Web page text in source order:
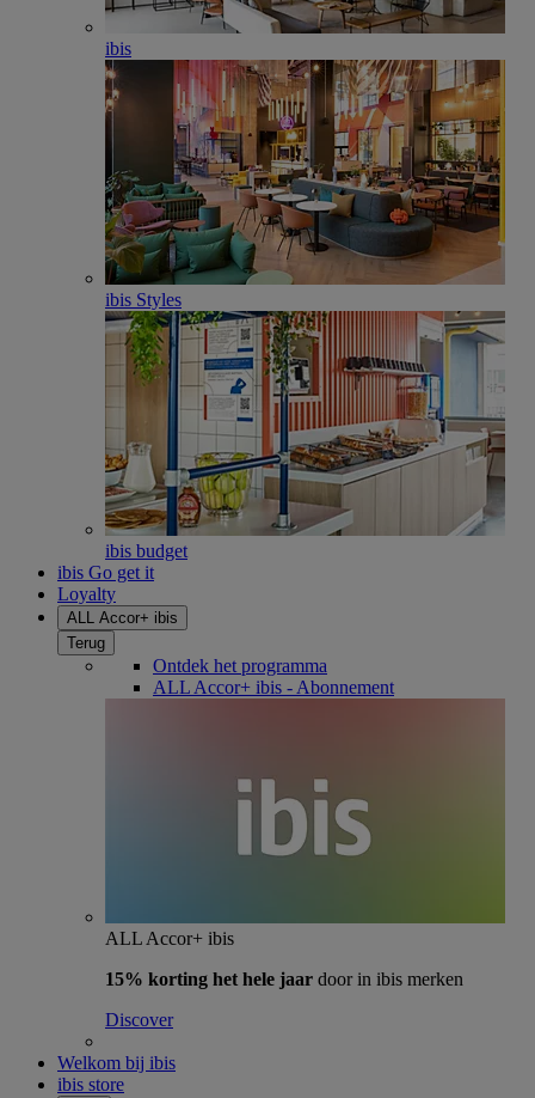
ibis
ibis Styles
ibis budget
ibis Go get it
Loyalty
ALL Accor+ ibis
Terug
Ontdek het programma
ALL Accor+ ibis - Abonnement
ALL Accor+ ibis
15% korting het hele jaar door in ibis merken
Discover
Welkom bij ibis
ibis store